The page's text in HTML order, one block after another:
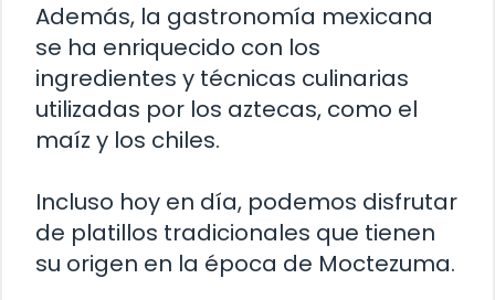
Además, la gastronomía mexicana
se ha enriquecido con los
ingredientes y técnicas culinarias
utilizadas por los aztecas, como el
maíz y los chiles.
Incluso hoy en día, podemos disfrutar
de platillos tradicionales que tienen
su origen en la época de Moctezuma.